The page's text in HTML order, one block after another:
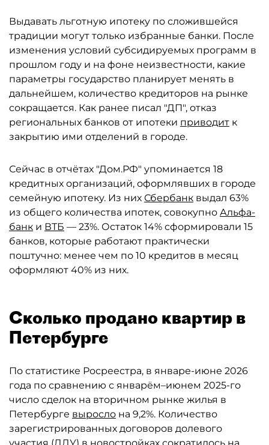
Выдавать льготную ипотеку по сложившейся
традиции могут только избранные банки. После
изменения условий субсидируемых программ в
прошлом году и на фоне неизвестности, какие
параметры государство планирует менять в
дальнейшем, количество кредиторов на рынке
сокращается. Как ранее писал "ДП", отказ
региональных банков от ипотеки приводит к
закрытию ими отделений в городе.
Сейчас в отчётах "Дом.РФ" упоминается 18
кредитных организаций, оформлявших в городе
семейную ипотеку. Из них Сбербанк выдал 63%
из общего количества ипотек, совокупно Альфа-
банк и ВТБ — 23%. Остаток 14% сформировали 15
банков, которые работают практически
поштучно: менее чем по 10 кредитов в месяц
оформляют 40% из них.
Сколько продано квартир в
Петербурге
По статистике Росреестра, в январе-июне 2026
года по сравнению с январём–июнем 2025-го
число сделок на вторичном рынке жилья в
Петербурге выросло на 9,2%. Количество
зарегистрированных договоров долевого